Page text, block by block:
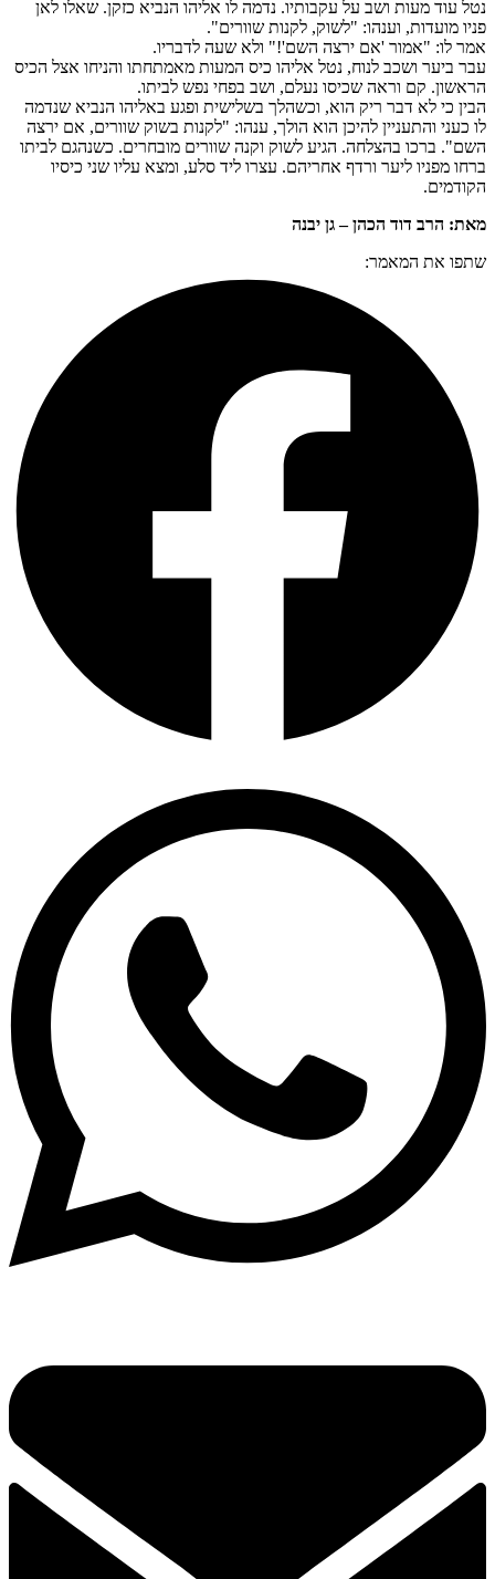
נטל עוד מעות ושב על עקבותיו. נדמה לו אליהו הנביא כזקן. שאלו לאן
פניו מועדות, וענהו: "לשוק, לקנות שוורים".
אמר לו: "אמור 'אם ירצה השם'!" ולא שעה לדבריו.
עבר ביער ושכב לנוח, נטל אליהו כיס המעות מאמתחתו והניחו אצל הכיס
הראשון. קם וראה שכיסו נעלם, ושב בפחי נפש לביתו.
הבין כי לא דבר ריק הוא, וכשהלך בשלישית ופגע באליהו הנביא שנדמה
לו כעני והתעניין להיכן הוא הולך, ענהו: "לקנות בשוק שוורים, אם ירצה
השם". ברכו בהצלחה. הגיע לשוק וקנה שוורים מובחרים. כשנהגם לביתו
ברחו מפניו ליער ורדף אחריהם. עצרו ליד סלע, ומצא עליו שני כיסיו
הקודמים.
מאת: הרב דוד הכהן – גן יבנה
שתפו את המאמר: